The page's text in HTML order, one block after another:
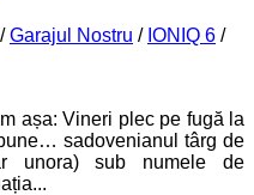
/Garajul Nostru / IONIQ 6 /
așa: Vineri plec pe fugă la
sadovenianul târg de
unora) sub numele de